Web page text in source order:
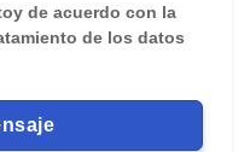
de acuerdo con la
de los datos